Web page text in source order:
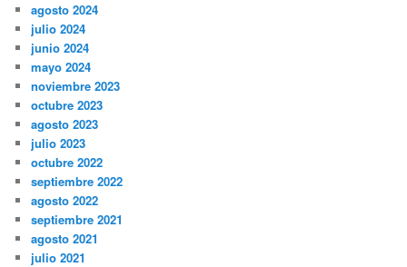
agosto 2024
julio 2024
junio 2024
mayo 2024
noviembre 2023
octubre 2023
agosto 2023
julio 2023
octubre 2022
septiembre 2022
agosto 2022
septiembre 2021
agosto 2021
julio 2021